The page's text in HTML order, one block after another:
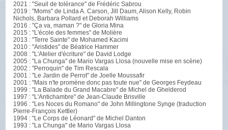
2021 : "Seuil de tolérance" de Frédéric Sabrou
2019 : "Moms" de Linda A. Carson, Jill Daum, Alison Kelly, Robin
Nichols, Barbara Pollard et Deborah Williams
2016 : "Ça va, maman ?" de Gloria Mina
2015 : "L'école des femmes" de Molière
2013 : "Terre Sainte" de Mohamed Kacimi
2010 : "Aristides" de Béatrice Hammer
2008 : "L'Atelier d'écriture" de David Lodge
2005 : "La Chunga" de Mario Vargas Llosa (nouvelle mise en scène)
2002 : "Perroquin" de Tim Rescala
2001 : "Le Jardin de Perrot" de Joelle Moussafir
2001 : "Mais n'te promène donc pas toute nue" de Georges Feydeau
1999 : "La Balade du Grand Macabre" de Michel de Ghelderod
1997 : "L'Antichambre" de Jean-Claude Brisville
1996 : "Les Noces du Romano" de John Millingtone Synge (traduction
Pierre-François Kettler)
1994 : "Le Corps de Léonard" de Michel Danton
1993 : "La Chunga" de Mario Vargas Llosa